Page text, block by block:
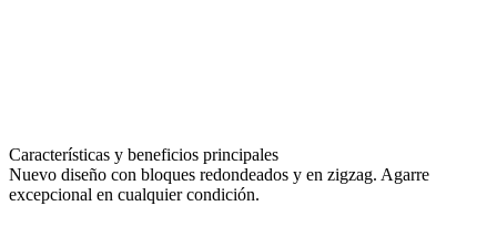
Características y beneficios principales
Nuevo diseño con bloques redondeados y en zigzag. Agarre
excepcional en cualquier condición.